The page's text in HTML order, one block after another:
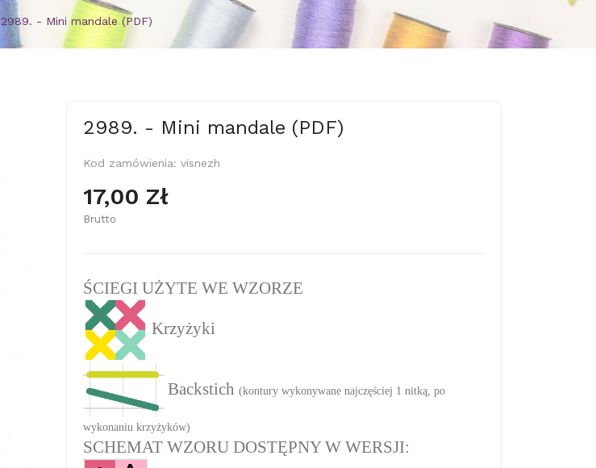
2989. - Mini mandale (PDF)
2989. - Mini mandale (PDF)
Kod zamówienia: visnezh
17,00 Zł
Brutto
ŚCIEGI UŻYTE WE WZORZE
Krzyżyki
Backstich (kontury wykonywane najczęściej 1 nitką, po
wykonaniu krzyżyków)
SCHEMAT WZORU DOSTĘPNY W WERSJI: